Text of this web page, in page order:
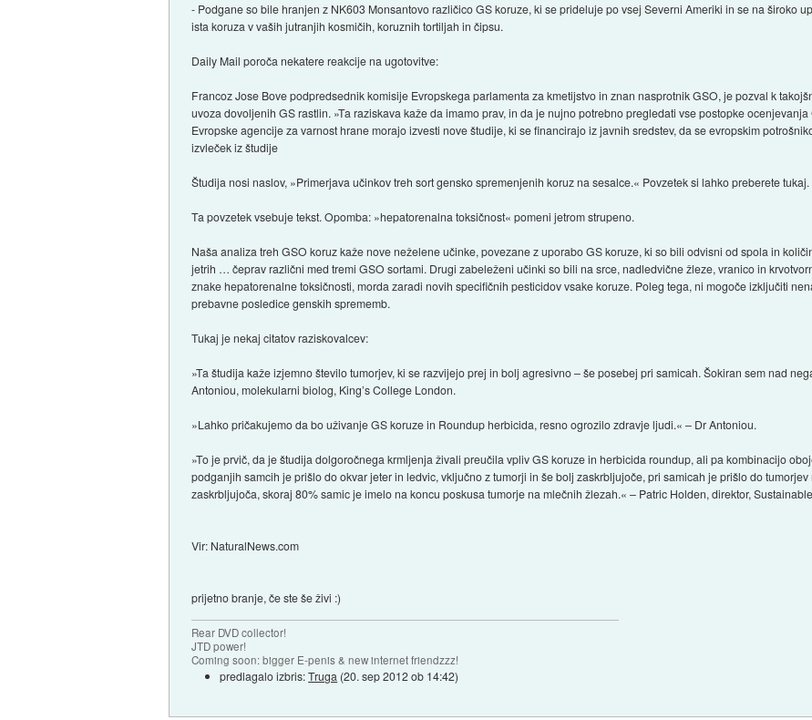
- Podgane so bile hranjen z NK603 Monsantovo različico GS koruze, ki se prideluje po vsej Severni Ameriki in se na široko
ista koruza v vaših jutranjih kosmičih, koruznih tortiljah in čipsu.
Daily Mail poroča nekatere reakcije na ugotovitve:
Francoz Jose Bove podpredsednik komisije Evropskega parlamenta za kmetijstvo in znan nasprotnik GSO, je pozval k
uvoza dovoljenih GS rastlin. »Ta raziskava kaže da imamo prav, in da je nujno potrebno pregledati vse postopke
Evropske agencije za varnost hrane morajo izvesti nove študije, ki se financirajo iz javnih sredstev, da se evropskim
izvleček iz študije
Študija nosi naslov, »Primerjava učinkov treh sort gensko spremenjenih koruz na sesalce.« Povzetek si lahko preberete tukaj.
Ta povzetek vsebuje tekst. Opomba: »hepatorenalna toksičnost« pomeni jetrom strupeno.
Naša analiza treh GSO koruz kaže nove neželene učinke, povezane z uporabo GS koruze, ki so bili odvisni od spola in
jetrih … čeprav različni med tremi GSO sortami. Drugi zabeleženi učinki so bili na srce, nadledvične žleze, vranico in
znake hepatorenalne toksičnosti, morda zaradi novih specifičnih pesticidov vsake koruze. Poleg tega, ni mogoče izključiti
prebavne posledice genskih sprememb.
Tukaj je nekaj citatov raziskovalcev:
»Ta študija kaže izjemno število tumorjev, ki se razvijejo prej in bolj agresivno – še posebej pri samicah. Šokiran sem nad
Antoniou, molekularni biolog, King’s College London.
»Lahko pričakujemo da bo uživanje GS koruze in Roundup herbicida, resno ogrozilo zdravje ljudi.« – Dr Antoniou.
»To je prvič, da je študija dolgoročnega krmljenja živali preučila vpliv GS koruze in herbicida roundup, ali pa kombinacijo
podganjih samcih je prišlo do okvar jeter in ledvic, vključno z tumorji in še bolj zaskrbljujoče, pri samicah je prišlo do
zaskrbljujoča, skoraj 80% samic je imelo na koncu poskusa tumorje na mlečnih žlezah.« – Patric Holden, direktor,
Vir: NaturalNews.com
prijetno branje, če ste še živi :)
Rear DVD collector!
JTD power!
Coming soon: bigger E-penis & new internet friendzzz!
predlagalo izbris:Truga (20. sep 2012 ob 14:42)